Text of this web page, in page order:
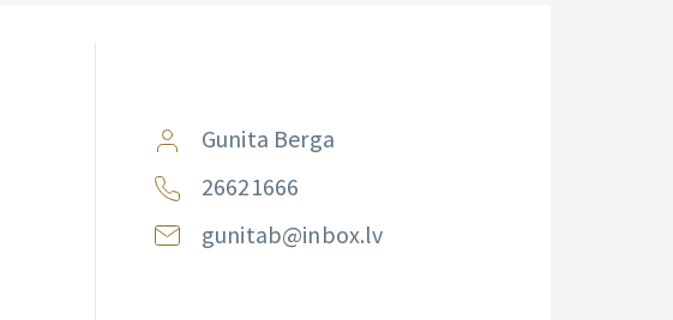
Gunita Berga
26621666
gunitab@inbox.lv